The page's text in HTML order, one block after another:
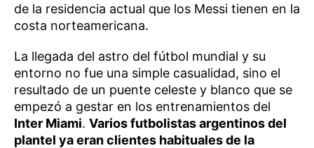
de la residencia actual que los Messi tienen en la
costa norteamericana.
La llegada del astro del fútbol mundial y su
entorno no fue una simple casualidad, sino el
resultado de un puente celeste y blanco que se
empezó a gestar en los entrenamientos del
Inter Miami. Varios futbolistas argentinos del
plantel ya eran clientes habituales de la